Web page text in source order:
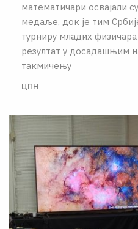
математичари освајали
медаље, док је тим
турниру младих
резултат у досадашњим
такмичењу
ЦПН